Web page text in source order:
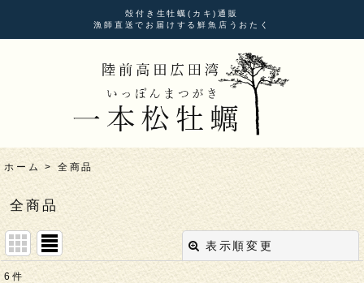
殻付き生牡蠣(カキ)通販
漁師直送でお届けする鮮魚店うおたく
ホーム > 全商品
全商品
表示順変更
6件